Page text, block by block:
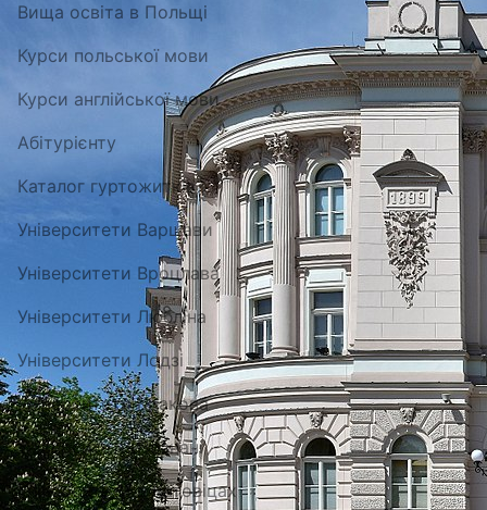
Вища освіта в Польщі
Курси польської мови
Курси англійської мови
Абітурієнту
Каталог гуртожитків
Університети Варшави
Університети Вроцлава
Університети Любліна
Університети Лодзі
Університети Кракова
Університети Познані
Університети в Катовіцах